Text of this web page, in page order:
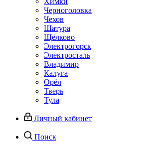
Черноголовка
Чехов
Шатура
Щёлково
Электрогорск
Электросталь
Владимир
Калуга
Орёл
Тверь
Тула
Личный кабинет
Поиск